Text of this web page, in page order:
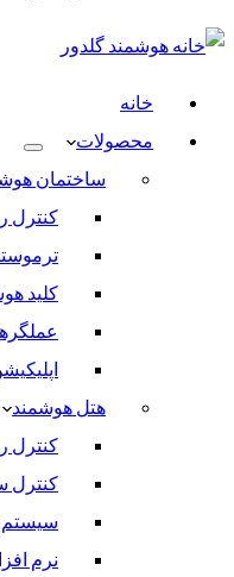
خانه
محصولات
ساختمان
کنترل
کلید
هتل هوشمند
کنترل
کنترل
سیستم
نرم